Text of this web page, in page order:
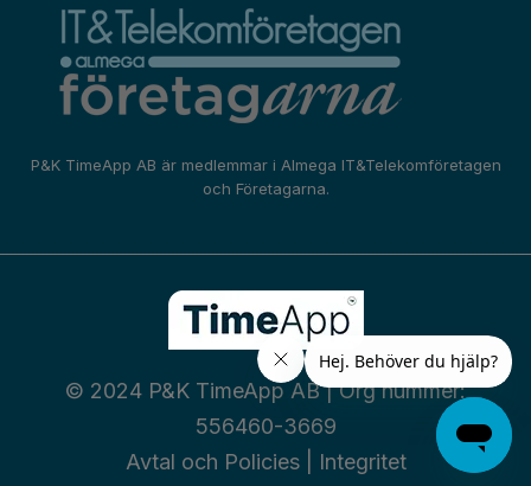
P&K TimeApp AB är medlemmar i Almega IT&Telekomföretagen
och Företagarna.
© 2024 P&K TimeApp AB | Org nummer:
556460-3669
Avtal och Policies| Integritet